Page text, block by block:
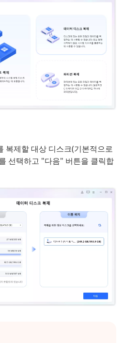
복제할 대상 디스크(기본적으로
선택하고 "다음" 버튼을 클릭합